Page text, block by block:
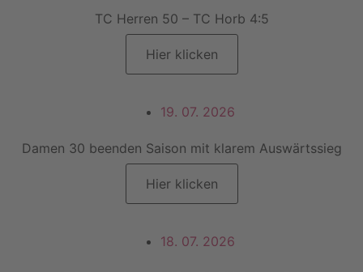
TC Herren 50 – TC Horb 4:5
Hier klicken
19. 07. 2026
Damen 30 beenden Saison mit klarem Auswärtssieg
Hier klicken
18. 07. 2026